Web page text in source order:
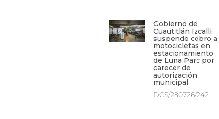
Gobierno de
Cuautitlán Izcalli
suspende cobro a
motocicletas en
estacionamiento
de Luna Parc por
carecer de
autorización
municipal
DCS/280726/242